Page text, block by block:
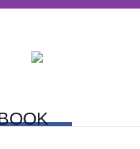
de San